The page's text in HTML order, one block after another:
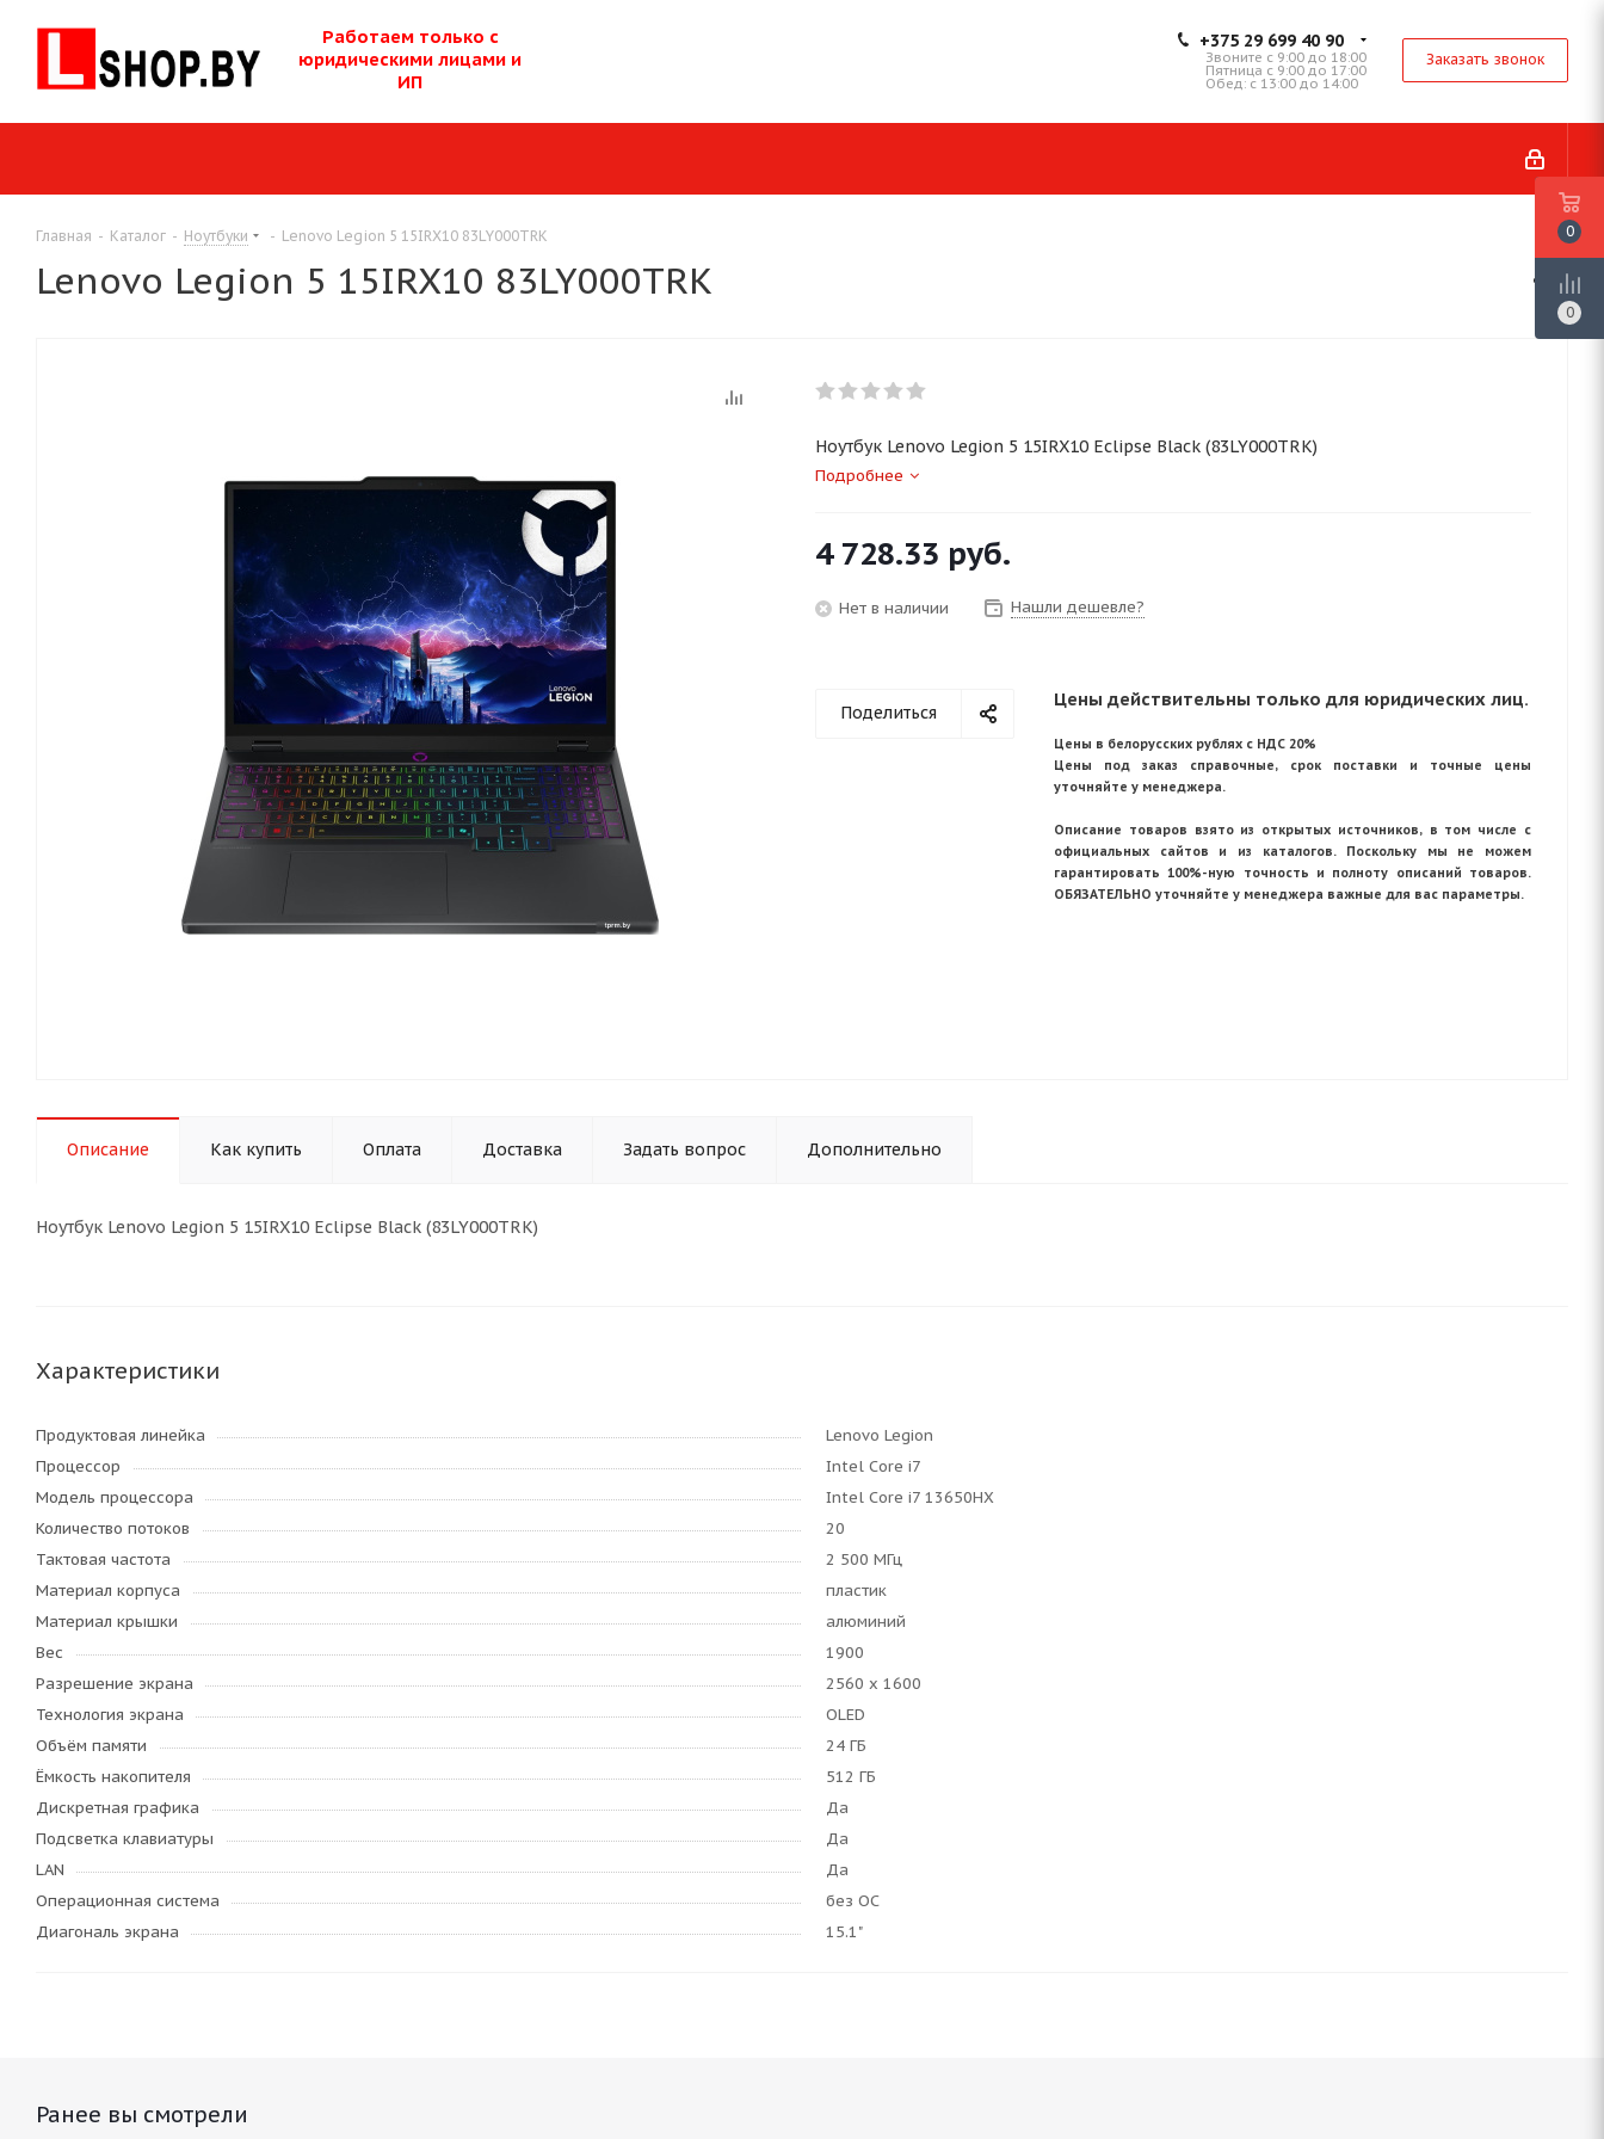
Работаем только с
юридическими лицами и
ИП
+375 29 699 40 90
Звоните с 9:00 до 18:00
Пятница с 9:00 до 17:00
Обед: с 13:00 до 14:00
Заказать звонок
Главная - Каталог - Ноутбуки - Lenovo Legion 5 15IRX10 83LY000TRK
Lenovo Legion 5 15IRX10 83LY000TRK
Ноутбук Lenovo Legion 5 15IRX10 Eclipse Black (83LY000TRK)
Подробнее
4 728.33 руб.
Нет в наличии Нашли дешевле?
Поделиться
Цены действительны только для юридических лиц.
Цены в белорусских рублях с НДС 20%
Цены под заказ справочные, срок поставки и точные цены
уточняйте у менеджера.
Описание товаров взято из открытых источников, в том числе с
официальных сайтов и из каталогов. Поскольку мы не можем
гарантировать 100%-ную точность и полноту описаний товаров.
ОБЯЗАТЕЛЬНО уточняйте у менеджера важные для вас параметры.
Описание Как купить Оплата Доставка Задать вопрос Дополнительно
Ноутбук Lenovo Legion 5 15IRX10 Eclipse Black (83LY000TRK)
Характеристики
Продуктовая линейка
Lenovo Legion
Процессор
Intel Core i7
Модель процессора
Intel Core i7 13650HX
Количество потоков
20
Тактовая частота
2 500 МГц
Материал корпуса
пластик
Материал крышки
алюминий
Вес
1900
Разрешение экрана
2560 x 1600
Технология экрана
OLED
Объём памяти
24 ГБ
Ёмкость накопителя
512 ГБ
Дискретная графика
Да
Подсветка клавиатуры
Да
LAN
Да
Операционная система
без ОС
Диагональ экрана
15.1"
Ранее вы смотрели
0
0